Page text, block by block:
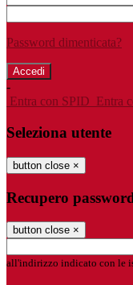
Password dimenticata?
-
Entra con SPID Entra
Seleziona utente
button close ×
Recupero
button close ×
all'indirizzo indicato con le